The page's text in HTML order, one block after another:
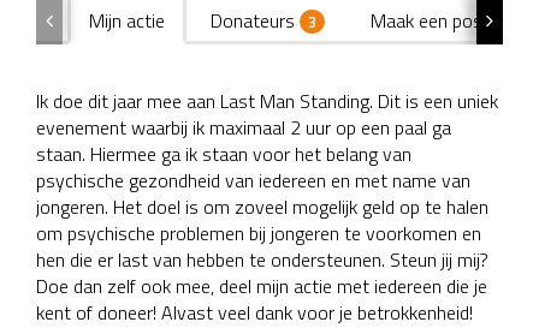
Mijn actie Donateurs 3 Maak een poster
Ik doe dit jaar mee aan Last Man Standing. Dit is een uniek
evenement waarbij ik maximaal 2 uur op een paal ga
staan. Hiermee ga ik staan voor het belang van
psychische gezondheid van iedereen en met name van
jongeren. Het doel is om zoveel mogelijk geld op te halen
om psychische problemen bij jongeren te voorkomen en
hen die er last van hebben te ondersteunen. Steun jij mij?
Doe dan zelf ook mee, deel mijn actie met iedereen die je
kent of doneer! Alvast veel dank voor je betrokkenheid!